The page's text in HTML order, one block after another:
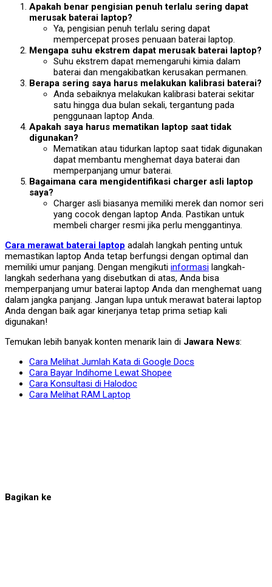
Apakah benar pengisian penuh terlalu sering dapat
merusak baterai laptop?
Ya, pengisian penuh terlalu sering dapat
mempercepat proses penuaan baterai laptop.
Mengapa suhu ekstrem dapat merusak baterai laptop?
Suhu ekstrem dapat memengaruhi kimia dalam
baterai dan mengakibatkan kerusakan permanen.
Berapa sering saya harus melakukan kalibrasi baterai?
Anda sebaiknya melakukan kalibrasi baterai sekitar
satu hingga dua bulan sekali, tergantung pada
penggunaan laptop Anda.
Apakah saya harus mematikan laptop saat tidak
digunakan?
Mematikan atau tidurkan laptop saat tidak digunakan
dapat membantu menghemat daya baterai dan
memperpanjang umur baterai.
Bagaimana cara mengidentifikasi charger asli laptop
saya?
Charger asli biasanya memiliki merek dan nomor seri
yang cocok dengan laptop Anda. Pastikan untuk
membeli charger resmi jika perlu menggantinya.
Cara merawat baterai laptop adalah langkah penting untuk
memastikan laptop Anda tetap berfungsi dengan optimal dan
memiliki umur panjang. Dengan mengikuti informasi langkah-
langkah sederhana yang disebutkan di atas, Anda bisa
memperpanjang umur baterai laptop Anda dan menghemat uang
dalam jangka panjang. Jangan lupa untuk merawat baterai laptop
Anda dengan baik agar kinerjanya tetap prima setiap kali
digunakan!
Temukan lebih banyak konten menarik lain di Jawara News:
Cara Melihat Jumlah Kata di Google Docs
Cara Bayar Indihome Lewat Shopee
Cara Konsultasi di Halodoc
Cara Melihat RAM Laptop
Bagikan ke